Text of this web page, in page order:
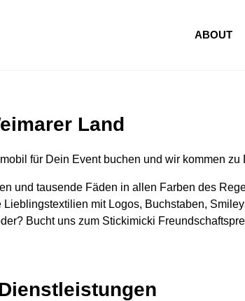
ABOUT
Land
für Dein Event buchen und wir kommen
und tausende Fäden in allen Farben des
mit Logos, Buchstaben,
Bucht uns zum Stickimicki